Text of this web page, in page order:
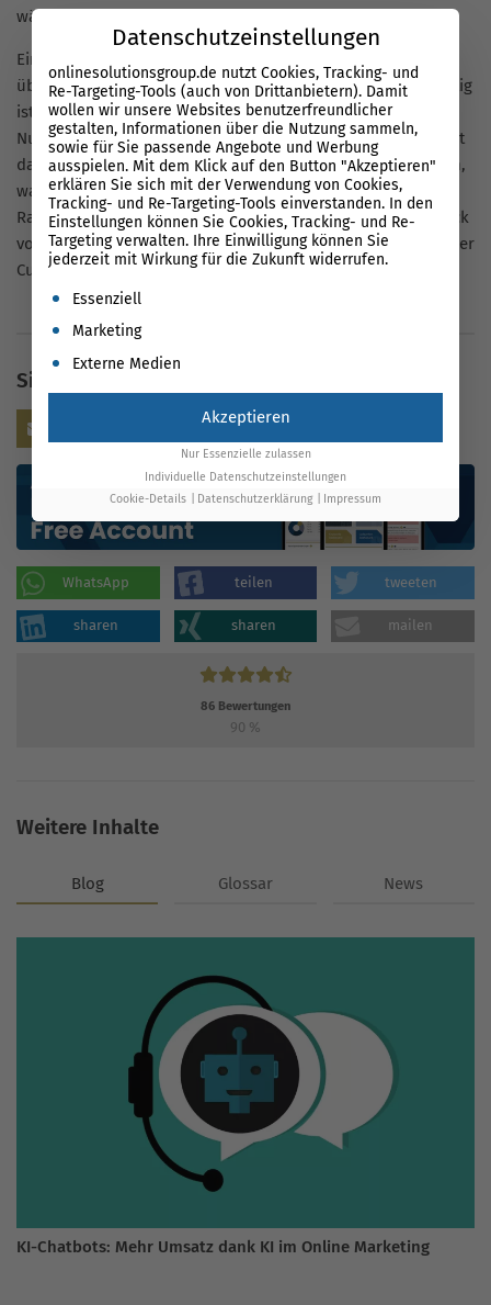
während die restlichen Besucher nicht zu Kunden werden.
Eine Erhöhung dieser wichtigen Messzahl ist beispielsweise
über inhaltliche oder optische Anpassungen möglich. Wichtig
ist es hierbei, die Zielgruppe auf Basis exakter
Nutzeranalysen im Blick zu behalten. Ein Ziel hierbei besteht
darin, dieNutzererfahrung (User Experience)zu optimieren,
was gleichermaßen die Motivation der Besucher erhöht. Im
Rahmen dessen ist ein umfassender und ganzheitlicher Blick
von Bedeutung, der Rückschluss auf die wichtigen Details der
Customer Journey bis zur Macro Conversion gewährt.
Sie haben noch Fragen?
Kontaktieren Sie uns
WhatsApp teilen tweeten
sharen sharen mailen
86 Bewertungen
90 %
Weitere Inhalte
Blog Glossar News
KI-Chatbots: Mehr Umsatz dank KI im Online Marketing
Datenschutzeinstellungen
onlinesolutionsgroup.de nutzt Cookies, Tracking- und
Re-Targeting-Tools (auch von Drittanbietern). Damit
wollen wir unsere Websites benutzerfreundlicher
gestalten, Informationen über die Nutzung sammeln,
sowie für Sie passende Angebote und Werbung
ausspielen. Mit dem Klick auf den Button "Akzeptieren"
erklären Sie sich mit der Verwendung von Cookies,
Tracking- und Re-Targeting-Tools einverstanden. In den
Einstellungen können Sie Cookies, Tracking- und Re-
Targeting verwalten. Ihre Einwilligung können Sie
jederzeit mit Wirkung für die Zukunft widerrufen.
Es folgt eine Liste der Service-Gruppen, für die eine
Essenziell
Marketing
Externe Medien
Akzeptieren
Nur Essenzielle zulassen
Individuelle Datenschutzeinstellungen
Cookie-Details
Datenschutzerklärung Impressum